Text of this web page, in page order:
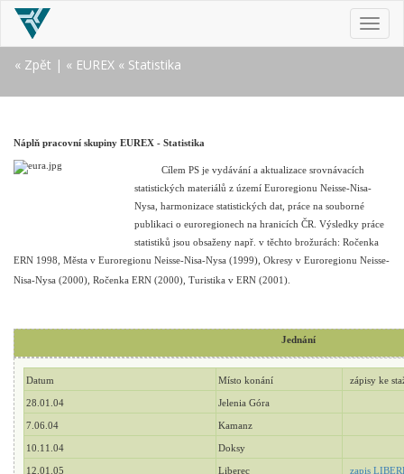
« Zpět | « EUREX « Statistika
Náplň pracovní skupiny EUREX - Statistika
Cílem PS je vydávání a aktualizace srovnávacích
statistických materiálů z území Euroregionu Neisse-Nisa-
Nysa, harmonizace statistických dat, práce na souborné
publikaci o euroregionech na hranicích ČR. Výsledky práce
statistiků jsou obsaženy např. v těchto brožurách: Ročenka
ERN 1998, Města v Euroregionu Neisse-Nisa-Nysa (1999), Okresy v Euroregionu Neisse-
Nisa-Nysa (2000), Ročenka ERN (2000), Turistika v ERN (2001).
Jednání
Datum Místo konání zápisy ke
28.01.04 Jelenia Góra
7.06.04 Kamanz
10.11.04 Doksy
12.01.05 Liberec zapis